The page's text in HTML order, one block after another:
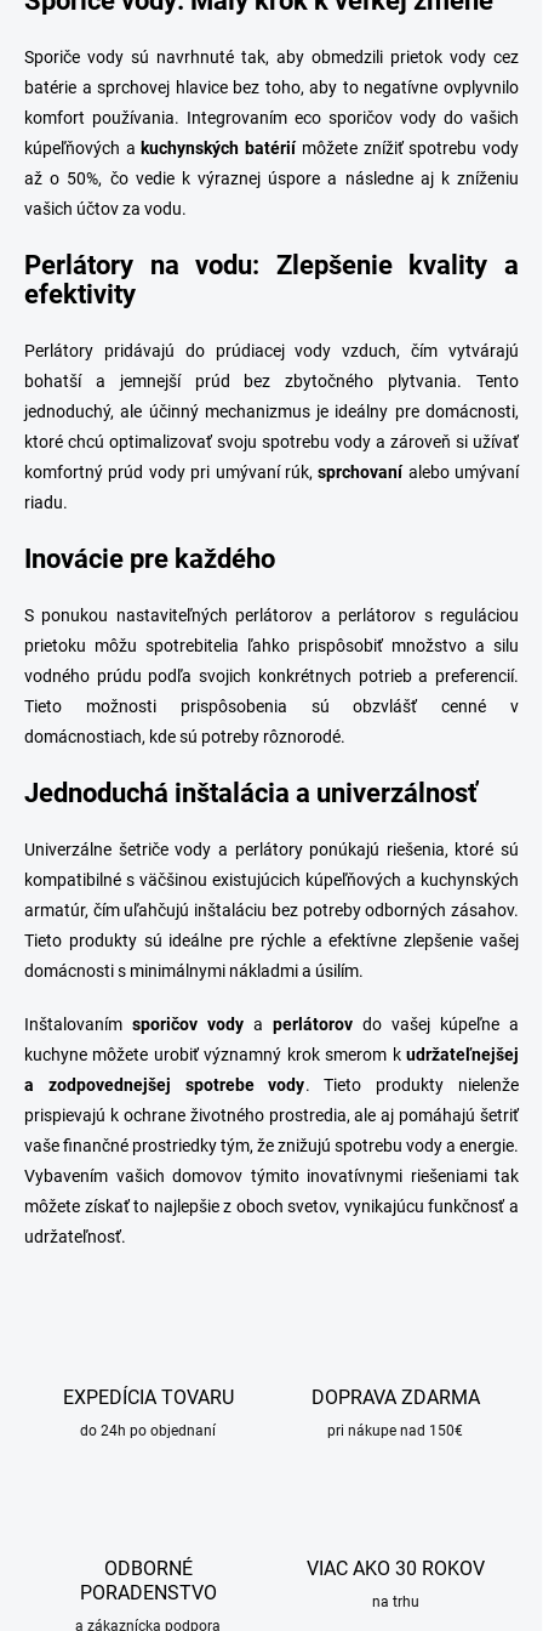
Sporiče vody sú navrhnuté tak, aby obmedzili prietok vody cez
batérie a sprchovej hlavice bez toho, aby to negatívne ovplyvnilo
komfort používania. Integrovaním eco sporičov vody do vašich
kúpeľňových akuchynských batériímôžete znížiť spotrebu vody
až o 50%, čo vedie k výraznej úspore a následne aj k zníženiu
vašich účtov za vodu.
Perlátory na vodu: Zlepšenie kvality a
efektivity
Perlátory pridávajú do prúdiacej vody vzduch, čím vytvárajú
bohatší a jemnejší prúd bez zbytočného plytvania. Tento
jednoduchý, ale účinný mechanizmus je ideálny pre domácnosti,
ktoré chcú optimalizovať svoju spotrebu vody a zároveň si užívať
komfortný prúd vody pri umývaní rúk,sprchovaníalebo umývaní
riadu.
Inovácie pre každého
S ponukou nastaviteľných perlátorov a perlátorov s reguláciou
prietoku môžu spotrebitelia ľahko prispôsobiť množstvo a silu
vodného prúdu podľa svojich konkrétnych potrieb a preferencií.
Tieto možnosti prispôsobenia sú obzvlášť cenné v
domácnostiach, kde sú potreby rôznorodé.
Jednoduchá inštalácia a univerzálnosť
Univerzálne šetriče vody a perlátory ponúkajú riešenia, ktoré sú
kompatibilné s väčšinou existujúcich kúpeľňových a kuchynských
armatúr, čím uľahčujú inštaláciu bez potreby odborných zásahov.
Tieto produkty sú ideálne pre rýchle a efektívne zlepšenie vašej
domácnosti s minimálnymi nákladmi a úsilím.
Inštalovaním sporičov vody a perlátorov do vašej kúpeľne a
kuchyne môžete urobiť významný krok smerom k udržateľnejšej
a zodpovednejšej spotrebe vody. Tieto produkty nielenže
prispievajú k ochrane životného prostredia, ale aj pomáhajú šetriť
vaše finančné prostriedky tým, že znižujú spotrebu vody a energie.
Vybavením vašich domovov týmito inovatívnymi riešeniami tak
môžete získať to najlepšie z oboch svetov, vynikajúcu funkčnosť a
udržateľnosť.
EXPEDÍCIA TOVARU
do 24h po objednaní
DOPRAVA ZDARMA
pri nákupe nad 150€
ODBORNÉ
PORADENSTVO
a zákaznícka podpora
VIAC AKO 30 ROKOV
na trhu